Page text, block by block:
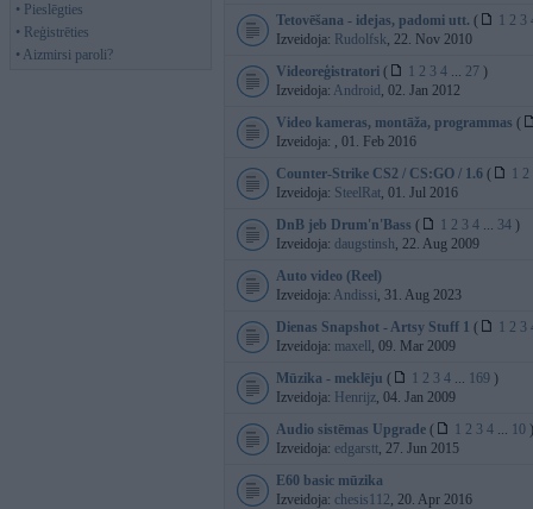
• Pieslēgties
• Reģistrēties
• Aizmirsi paroli?
Tetovēšana - idejas, padomi utt. ( 1 2 3
Izveidoja: Rudolfsk, 22. Nov 2010
Videoreģistratori ( 1 2 3 4 ... 27 )
Izveidoja: Android , 02. Jan 2012
Video kameras, montāža, programmas (
Izveidoja: , 01. Feb 2016
Counter-Strike CS2 / CS:GO / 1.6 ( 1 2
Izveidoja: SteelRat, 01. Jul 2016
DnB jeb Drum'n'Bass ( 1 2 3 4 ... 34 )
Izveidoja: daugstinsh, 22. Aug 2009
Auto video (Reel)
Izveidoja: Andissi, 31. Aug 2023
Dienas Snapshot - Artsy Stuff 1 ( 1 2 3
Izveidoja: maxell , 09. Mar 2009
Mūzika - meklēju ( 1 2 3 4 ... 169 )
Izveidoja: Henrijz, 04. Jan 2009
Audio sistēmas Upgrade ( 1 2 3 4 ... 10 )
Izveidoja: edgarstt, 27. Jun 2015
E60 basic mūzika
Izveidoja: chesis112, 20. Apr 2016